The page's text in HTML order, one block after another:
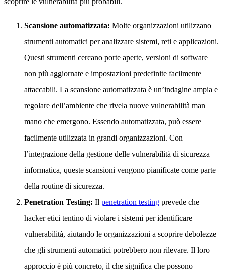
Scansione automatizzata: Molte organizzazioni utilizzano
strumenti automatici per analizzare sistemi, reti e applicazioni.
Questi strumenti cercano porte aperte, versioni di software
non più aggiornate e impostazioni predefinite facilmente
attaccabili. La scansione automatizzata è un’indagine ampia e
regolare dell’ambiente che rivela nuove vulnerabilità man
mano che emergono. Essendo automatizzata, può essere
facilmente utilizzata in grandi organizzazioni. Con
l’integrazione della gestione delle vulnerabilità di sicurezza
informatica, queste scansioni vengono pianificate come parte
della routine di sicurezza.
Penetration Testing: Il penetration testing prevede che
hacker etici tentino di violare i sistemi per identificare
vulnerabilità, aiutando le organizzazioni a scoprire debolezze
che gli strumenti automatici potrebbero non rilevare. Il loro
approccio è più concreto, il che significa che possono